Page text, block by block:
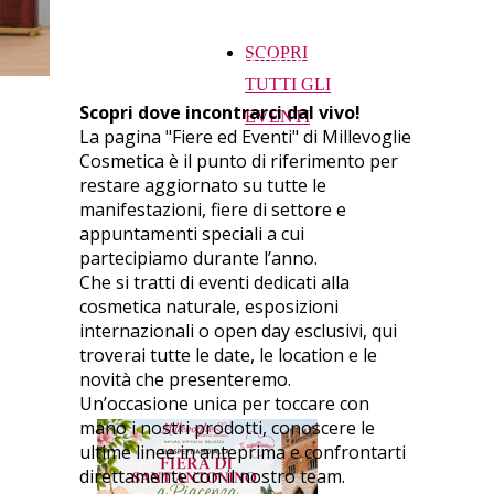
l’esperienza Millevoglie.
Scopri dove incontrarci dal vivo!
La pagina "Fiere ed Eventi" di Millevoglie
Cosmetica è il punto di riferimento per
restare aggiornato su tutte le
manifestazioni, fiere di settore e
appuntamenti speciali a cui
partecipiamo durante l’anno.
Che si tratti di eventi dedicati alla
cosmetica naturale, esposizioni
internazionali o open day esclusivi, qui
troverai tutte le date, le location e le
novità che presenteremo.
Un’occasione unica per toccare con
mano i nostri prodotti, conoscere le
ultime linee in anteprima e confrontarti
direttamente con il nostro team.
SCOPRI
TUTTI GLI
EVENTI